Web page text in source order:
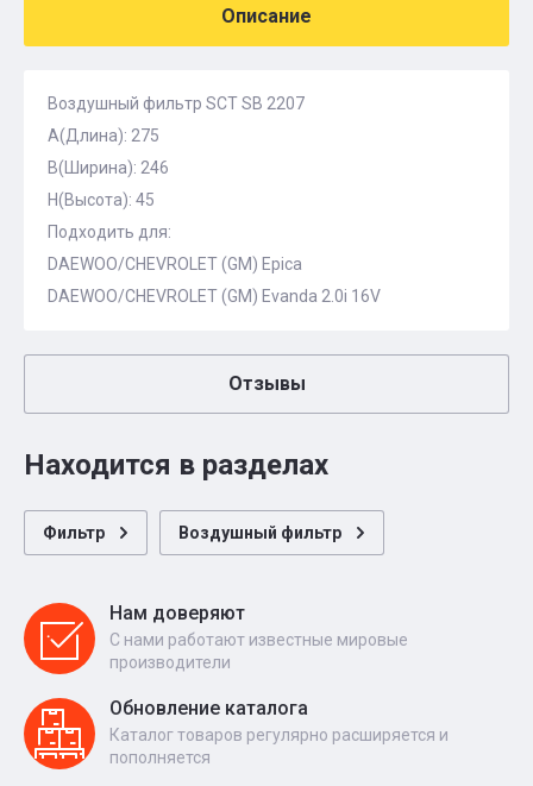
Описание
Воздушный фильтр SCT SB 2207
A(Длина): 275
B(Ширина): 246
H(Высота): 45
Подходить для:
DAEWOO/CHEVROLET (GM) Epica
DAEWOO/CHEVROLET (GM) Evanda 2.0i 16V
Отзывы
Находится в разделах
Фильтр Воздушный фильтр
Нам доверяют
С нами работают известные мировые
производители
Обновление каталога
Каталог товаров регулярно расширяется и
пополняется